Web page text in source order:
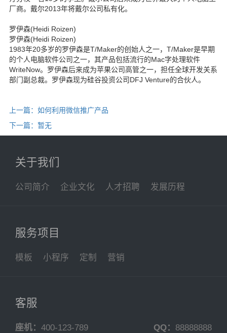
厂商。戴尔2013年将戴尔公司私有化。
罗伊森(Heidi Roizen)
罗伊森(Heidi Roizen)
1983年20多岁的罗伊森是T/Maker的创始人之一，T/Maker是早期
的个人电脑软件公司之一，其产品包括流行的Mac字处理软件
WriteNow。罗伊森后来成为苹果公司高管之一，担任全球开发关系
部门副总裁。罗伊森现为硅谷投资公司DFJ Venture的合伙人。
上一篇：如何利用微信推广产品
下一篇：暂无
关于我们
公司简介 企业文化 人才招聘 发展历程
服务项目
模板 小程序 定制 营销
客服
座机： 400-123-789 QQ： 88888888